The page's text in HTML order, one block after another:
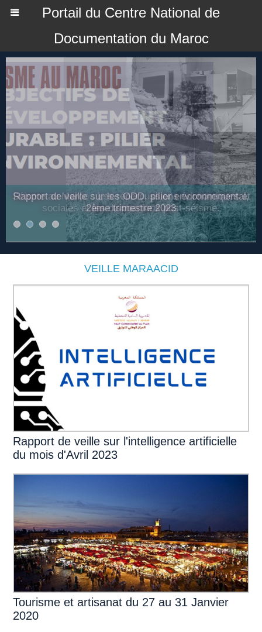
Portail du Centre National de
Documentation du Maroc
Rapport de veille sur les ODD, pilier environnemental,
2ème trimestre 2023
VEILLE MARAACID
Rapport de veille sur l'intelligence artificielle
du mois d'Avril 2023
Tourisme et artisanat du 27 au 31 Janvier
2020